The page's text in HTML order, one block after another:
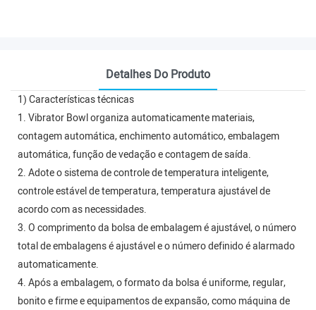
Detalhes Do Produto
1) Características técnicas
1. Vibrator Bowl organiza automaticamente materiais,
contagem automática, enchimento automático, embalagem
automática, função de vedação e contagem de saída.
2. Adote o sistema de controle de temperatura inteligente,
controle estável de temperatura, temperatura ajustável de
acordo com as necessidades.
3. O comprimento da bolsa de embalagem é ajustável, o número
total de embalagens é ajustável e o número definido é alarmado
automaticamente.
4. Após a embalagem, o formato da bolsa é uniforme, regular,
bonito e firme e equipamentos de expansão, como máquina de